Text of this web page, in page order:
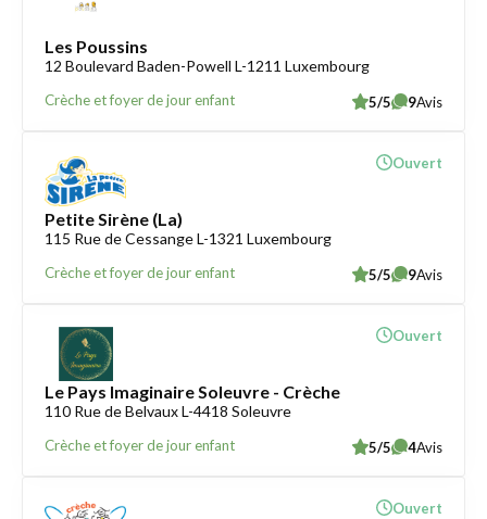
Les Poussins
12 Boulevard Baden-Powell L-1211 Luxembourg
Crèche et foyer de jour enfant 5/5 9Avis
Petite Sirène (La)
115 Rue de Cessange L-1321 Luxembourg
Crèche et foyer de jour enfant
Ouvert
5/5 9Avis
Le Pays Imaginaire Soleuvre - Crèche
110 Rue de Belvaux L-4418 Soleuvre
Crèche et foyer de jour enfant
Ouvert
5/5 4Avis
Ouvert